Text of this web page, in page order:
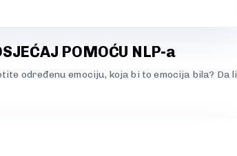
POMOĆU NLP-a
određenu emociju, koja bi to emocija bila? Da li